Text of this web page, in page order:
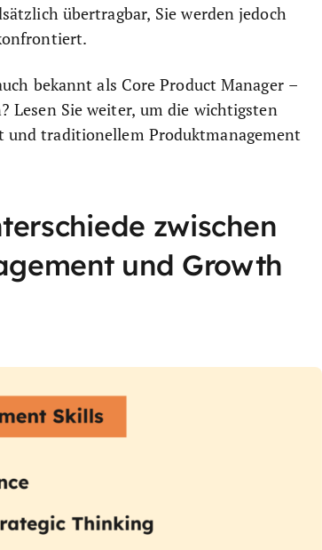
übertragbar, Sie werden jedoch
bekannt als Core Product Manager –
Lesen Sie weiter, um die wichtigsten
und traditionellem Produktmanagement
zwischen
und Growth